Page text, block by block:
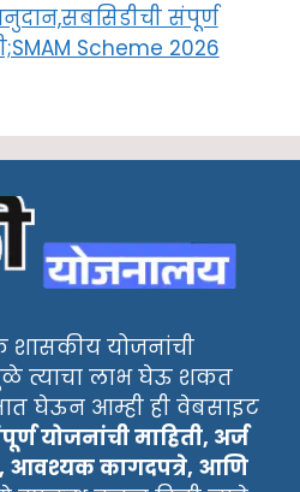
संपूर्ण
Scheme 2026
योजनांची
त्याचा लाभ घेऊ शकत
घेऊन आम्ही ही वेबसाइट
योजनांची माहिती, अर्ज
आवश्यक कागदपत्रे, आणि